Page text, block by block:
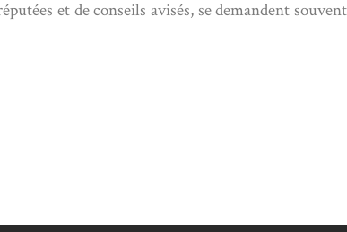
et de conseils avisés, se demandent souvent